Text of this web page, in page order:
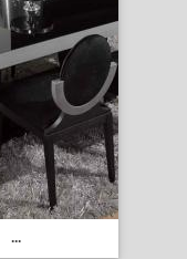
...